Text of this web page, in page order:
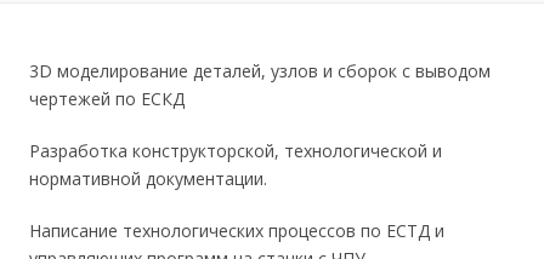
3D моделирование деталей, узлов и сборок с выводом
чертежей по ЕСКД
Разработка конструкторской, технологической и
нормативной документации.
Написание технологических процессов по ЕСТД и